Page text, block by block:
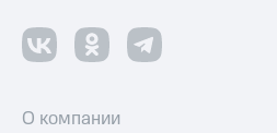
О компании